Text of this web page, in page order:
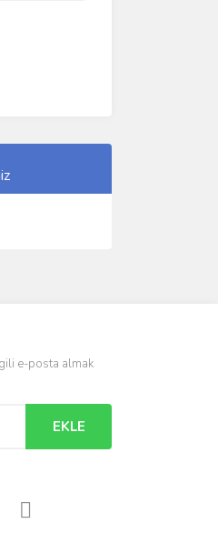
e-posta almak
EKLE